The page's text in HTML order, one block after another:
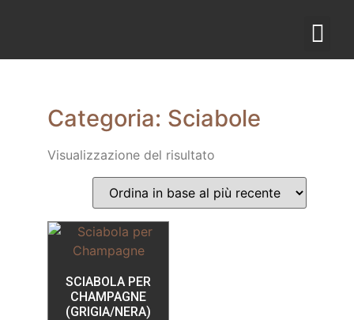
Categoria: Sciabole
Visualizzazione del risultato
SCIABOLA PER
CHAMPAGNE
(GRIGIA/NERA)